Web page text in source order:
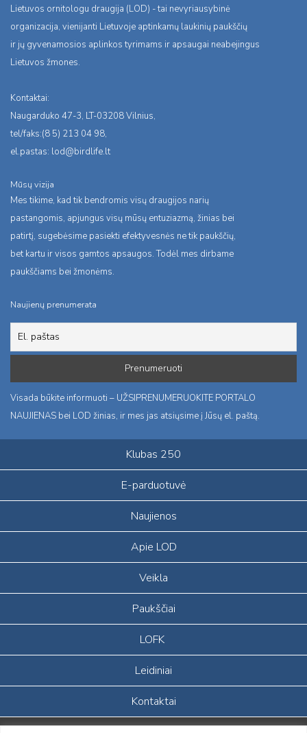
Lietuvos ornitologu draugija (LOD) - tai nevyriausybinė
organizacija, vienijanti Lietuvoje aptinkamų laukinių paukščių
ir jų gyvenamosios aplinkos tyrimams ir apsaugai neabejingus
Lietuvos žmones.
Kontaktai:
Naugarduko 47-3, LT-03208 Vilnius,
tel/faks:(8 5) 213 04 98,
el.pastas: lod@birdlife.lt
Mūsų vizija
Mes tikime, kad tik bendromis visų draugijos narių
pastangomis, apjungus visų mūsų entuziazmą, žinias bei
patirtį, sugebėsime pasiekti efektyvesnės ne tik paukščių,
bet kartu ir visos gamtos apsaugos. Todėl mes dirbame
paukščiams bei žmonėms.
Naujienų prenumerata
Visada būkite informuoti – UŽSIPRENUMERUOKITE PORTALO
NAUJIENAS bei LOD žinias, ir mes jas atsiųsime į Jūsų el. paštą.
Klubas 250
E-parduotuvė
Naujienos
Apie LOD
Veikla
Paukščiai
LOFK
Leidiniai
Kontaktai